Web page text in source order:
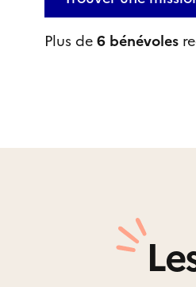
Plus de6 bénévoles